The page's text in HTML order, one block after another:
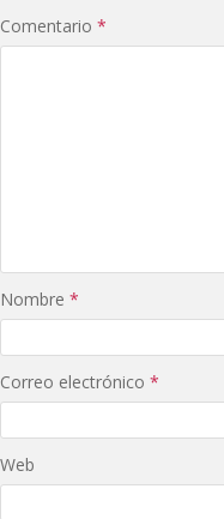
Comentario *
Nombre *
Correo electrónico *
Web